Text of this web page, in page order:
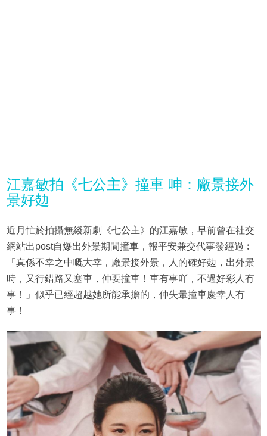
江嘉敏拍《七公主》撞車 呻：廠景接外
景好攰
近月忙於拍攝無綫新劇《七公主》的江嘉敏，早前曾在社交
網站出post自爆出外景期間撞車，報平安兼交代事發經過︰
「真係不幸之中嘅大幸，廠景接外景，人的確好攰，出外景
時，又行錯路又塞車，仲要撞車！車有事吖，不過好彩人冇
事！」似乎已經超越她所能承擔的，仲失暈撞車慶幸人冇
事！